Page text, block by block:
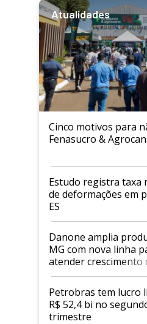
Atualidades
Cinco motivos para
Fenasucro &
Estudo registra taxa
de deformações em
ES
Danone amplia
MG com nova linha
atender crescimento
mercado de
proteicos
Petrobras tem lucro
R$ 52,4 bi no
trimestre